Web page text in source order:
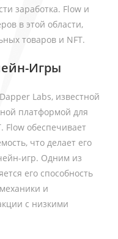
заработка. Flow и
в этой области,
товаров и NFT.
Игры
Labs, известной
платформой для
Flow обеспечивает
что делает его
игр. Одним из
его способность
и
с низкими